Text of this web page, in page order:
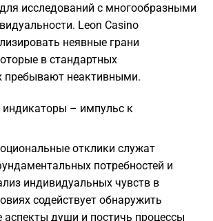
исследований с многообразными
Leon Casino
неявные грани
в стандартных
пребывают неактивными.
– импульс к
отклики служат
потребностей и
индивидуальных чувств в
содействует обнаружить
аспекты души и постичь процессы